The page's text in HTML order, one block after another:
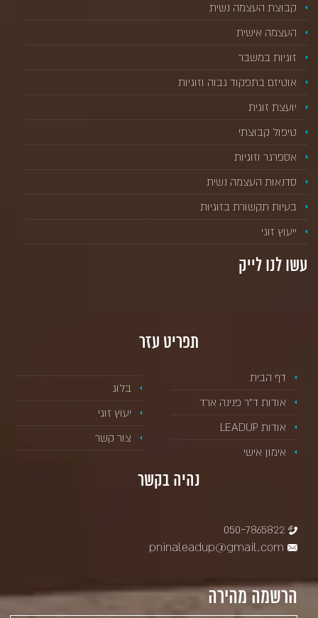
קבוצת העצמה נשית
העצמה אישית
זוגיות במשבר
אוטיזם בתפקוד גבוה וזוגיות
יועצת זוגית
טיפול קבוצתי
אספרגר וזוגיות
סדנאות העצמה נשית
בעיות תקשורת בזוגיות
ייעוץ זוגי
עשו לנו לייק
תפריט עזר
דף הבית
אודות ד”ר פנינה ארד
אודות LEADUP
אימון אישי
בלוג
יעוץ זוגי
צור קשר
נהיה בקשר
הרשמה מהירה